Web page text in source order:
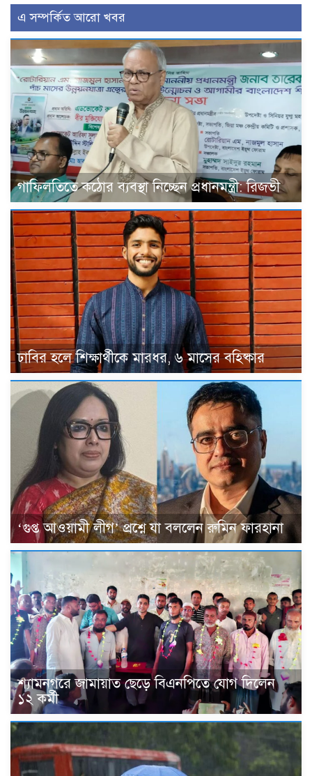
এ সম্পর্কিত আরো খবর
গাফিলতিতে কঠোর ব্যবস্থা নিচ্ছেন প্রধানমন্ত্রী: রিজভী
ঢাবির হলে শিক্ষার্থীকে মারধর, ৬ মাসের বহিষ্কার
‘গুপ্ত আওয়ামী লীগ’ প্রশ্নে যা বললেন রুমিন ফারহানা
শ্যামনগরে জামায়াত ছেড়ে বিএনপিতে যোগ দিলেন
১২ কর্মী